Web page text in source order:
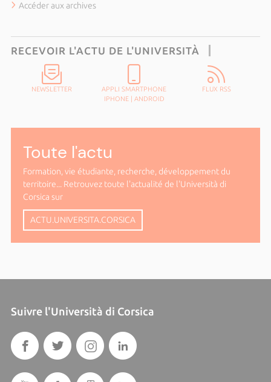
Accéder aux archives
RECEVOIR L'ACTU DE L'UNIVERSITÀ
NEWSLETTER
APPLI SMARTPHONE
IPHONE| ANDROID
FLUX RSS
Toute l'actu
Formation, vie étudiante, recherche, développement du
territoire... Retrouvez toute l'actualité de l'Università di
Corsica sur
ACTU.UNIVERSITA.CORSICA
Suivre l'Università di Corsica